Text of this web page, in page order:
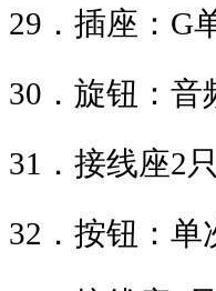
29 ．插座： G
30 ．旋钮：
31 ．接线座2
32 ．按钮：